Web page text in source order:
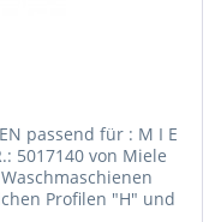
passend für : M I E
5017140 von Miele
Profilen "H" und